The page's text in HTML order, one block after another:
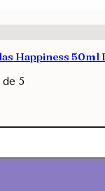
Happiness 50ml
5